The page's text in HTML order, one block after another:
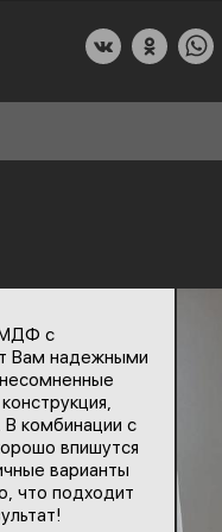
УСЛУГИ
РАЗДЕЛ
МДФ с
Вам надежными
В комбинации с
впишутся
варианты
что подходит